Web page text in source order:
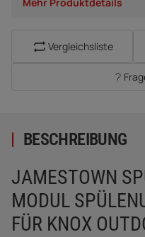
Vergleichsliste
BESCHREIBUNG
JAMESTOWN
MODUL
FÜR KNOX